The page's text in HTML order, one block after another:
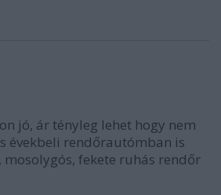
jó, ár tényleg lehet hogy nem
évekbeli rendőrautómban is
mosolygós, fekete ruhás rendőr